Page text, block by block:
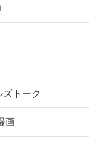
トーク
画